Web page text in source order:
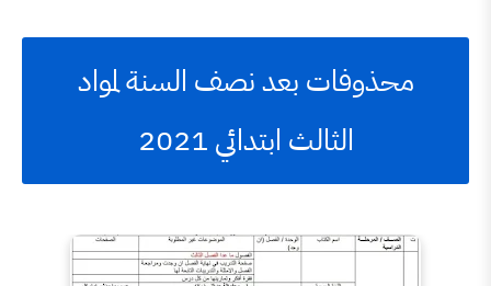
بعد نصف السنة لمواد
الثالث ابتدائي 2021